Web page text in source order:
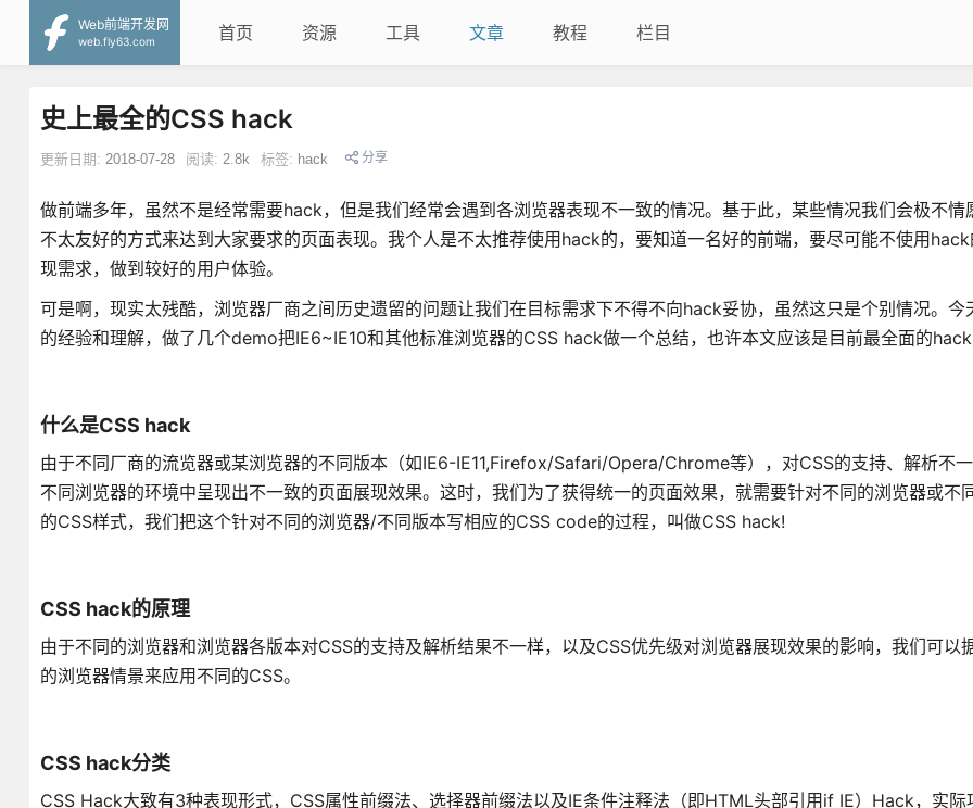
Web前端开发网
web.fly63.com
首页 资源 工具 文章 教程 栏目
史上最全的CSS hack
更新日期: 2018-07-28 阅读: 2.8k 标签: hack 分享
做前端多年，虽然不是经常需要hack，但是我们经常会遇到各浏览器表现不一致的情况。基于此，某些情况我们会极不情
不太友好的方式来达到大家要求的页面表现。我个人是不太推荐使用hack的，要知道一名好的前端，要尽可能不使用
现需求，做到较好的用户体验。
可是啊，现实太残酷，浏览器厂商之间历史遗留的问题让我们在目标需求下不得不向hack妥协，虽然这只是个别情况。今
的经验和理解，做了几个demo把IE6~IE10和其他标准浏览器的CSS hack做一个总结，也许本文应该是目前最全面的hack
什么是CSS hack
由于不同厂商的流览器或某浏览器的不同版本（如IE6-IE11,Firefox/Safari/Opera/Chrome等），对CSS的支持、解析不
不同浏览器的环境中呈现出不一致的页面展现效果。这时，我们为了获得统一的页面效果，就需要针对不同的浏览器或不
的CSS样式，我们把这个针对不同的浏览器/不同版本写相应的CSS code的过程，叫做CSS hack!
CSS hack的原理
由于不同的浏览器和浏览器各版本对CSS的支持及解析结果不一样，以及CSS优先级对浏览器展现效果的影响，我们可以
的浏览器情景来应用不同的CSS。
CSS hack分类
CSS Hack大致有3种表现形式，CSS属性前缀法、选择器前缀法以及IE条件注释法（即HTML头部引用if IE）Hack，实际